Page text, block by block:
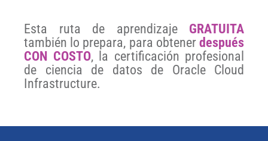
Esta ruta de aprendizaje GRATUITA
también lo prepara, para obtener después
CON COSTO, la certificación profesional
de ciencia de datos de Oracle Cloud
Infrastructure.